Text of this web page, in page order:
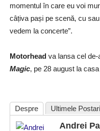
momentul în care eu voi
câțiva pași pe scenă, cu
vedem la concerte”.
Motorhead va lansa cel de-
Magic, pe 28 august la
Despre Ultimele Postari
Andrei